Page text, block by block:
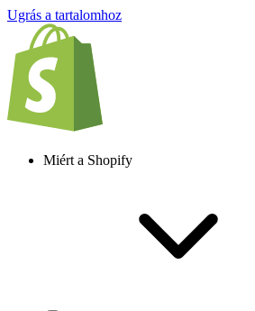
Ugrás a tartalomhoz
Miért a Shopify